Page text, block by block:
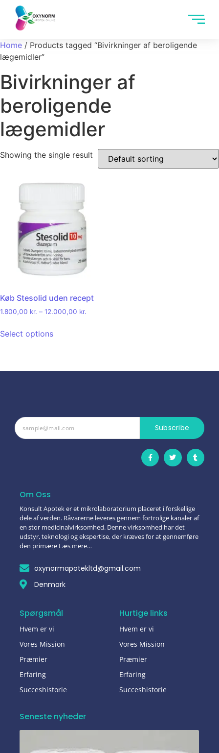
Home / Products tagged “Bivirkninger af beroligende
lægemidler”
Bivirkninger af
beroligende
lægemidler
Showing the single result
Køb Stesolid uden recept
1.800,00 kr. – 12.000,00 kr.
Select options
Subscribe
Om Oss
Konsult Apotek er et mikrolaboratorium placeret i forskellige
dele af verden. Råvarerne leveres gennem fortrolige kanaler af
en stor medicinalvirksomhed. Denne virksomhed har det
udstyr, teknologi og ekspertise, der kræves for at gennemføre
den primære Læs mere…
oxynormapotekltd@gmail.com
Denmark
Spørgsmål
Hvem er vi
Vores Mission
Præmier
Erfaring
Succeshistorie
Hurtige links
Hvem er vi
Vores Mission
Præmier
Erfaring
Succeshistorie
Seneste nyheder